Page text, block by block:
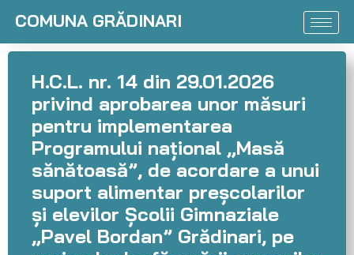
COMUNA GRĂDINARI
H.C.L. nr. 14 din 29.01.2026
privind aprobarea unor măsuri
pentru implementarea
Programului național „Masă
sănătoasă”, de acordare a unui
suport alimentar preșcolarilor
și elevilor Școlii Gimnaziale
„Pavel Bordan” Grădinari, pe